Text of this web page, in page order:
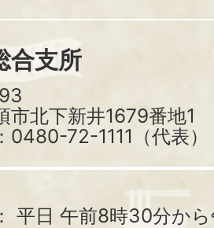
合支所
市北下新井1679番地1
0480-72-1111（代表）
平日 午前8時30分か